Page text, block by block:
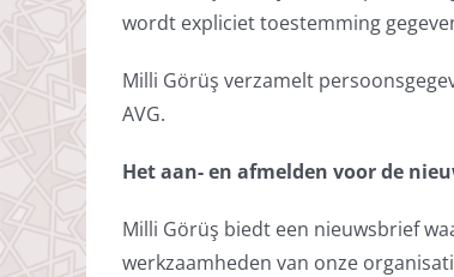
wordt expliciet toestemming
Milli Görüş verzamelt
AVG.
Het aan- en afmelden voor de
Milli Görüş biedt een nieuwsbrief
werkzaamheden van onze